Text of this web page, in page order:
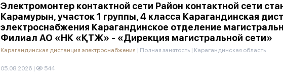
Электромонтер контактной сети Район контактной сети
Карамурын, участок 1 группы, 4 класса Карагандинская
электроснабжения Карагандинское отделение
Филиал АО «НК «ҚТЖ» - «Дирекция магистральной сети»
Карагандинская дистанция электроснабжения | Полная занятость | Карагандинская область
05.08.2026 | 544